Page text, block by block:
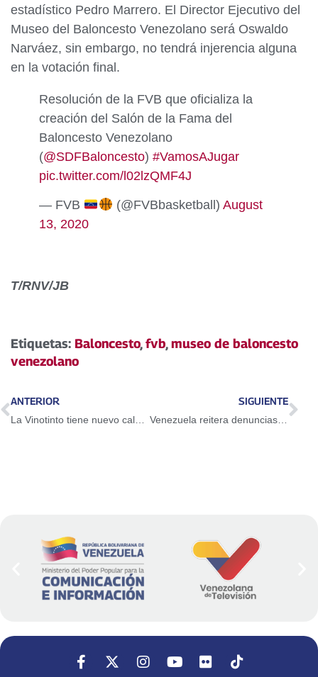
estadístico Pedro Marrero. El Director Ejecutivo del
Museo del Baloncesto Venezolano será Oswaldo
Narváez, sin embargo, no tendrá injerencia alguna
en la votación final.
Resolución de la FVB que oficializa la
creación del Salón de la Fama del
Baloncesto Venezolano
(@SDFBaloncesto) #VamosAJugar
pic.twitter.com/l02lzQMF4J
— FVB (@FVBbasketball) August
13, 2020
T/RNV/JB
Etiquetas: Baloncesto,fvb,museo de baloncesto
venezolano
ANTERIOR
La Vinotinto tiene nuevo calendario en la Copa América 2021
SIGUIENTE
Venezuela reitera denuncias de injerencia del gobierno de EEUU al pretender sabotear las elecciones parlamentarias del 6D